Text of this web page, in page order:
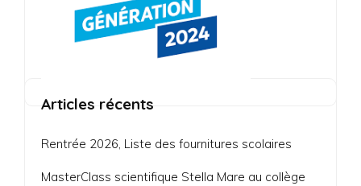
Articles récents
Rentrée 2026, Liste des fournitures scolaires
MasterClass scientifique Stella Mare au collège